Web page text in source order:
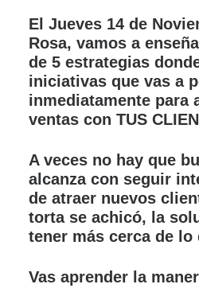
El Jueves 14 de
Rosa, vamos a
de 5 estrategias
iniciativas que vas a
inmediatamente para
ventas con TUS
A veces no hay que
alcanza con seguir
de atraer nuevos
torta se achicó, la
tener más cerca de
Vas aprender la